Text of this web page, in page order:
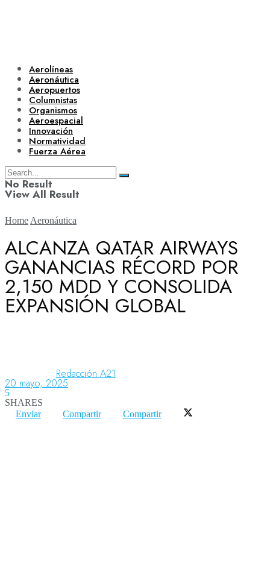
Aerolíneas
Aeronáutica
Aeropuertos
Columnistas
Organismos
Aeroespacial
Innovación
Normatividad
Fuerza Aérea
No Result
View All Result
Aerolíneas
Aeronáutica
Home Aeronáutica
ALCANZA QATAR AIRWAYS
GANANCIAS RÉCORD POR
2,150 MDD Y CONSOLIDA
EXPANSIÓN GLOBAL
Redacción A21
20 mayo, 2025
5
SHARES
Enviar
Compartir Compartir